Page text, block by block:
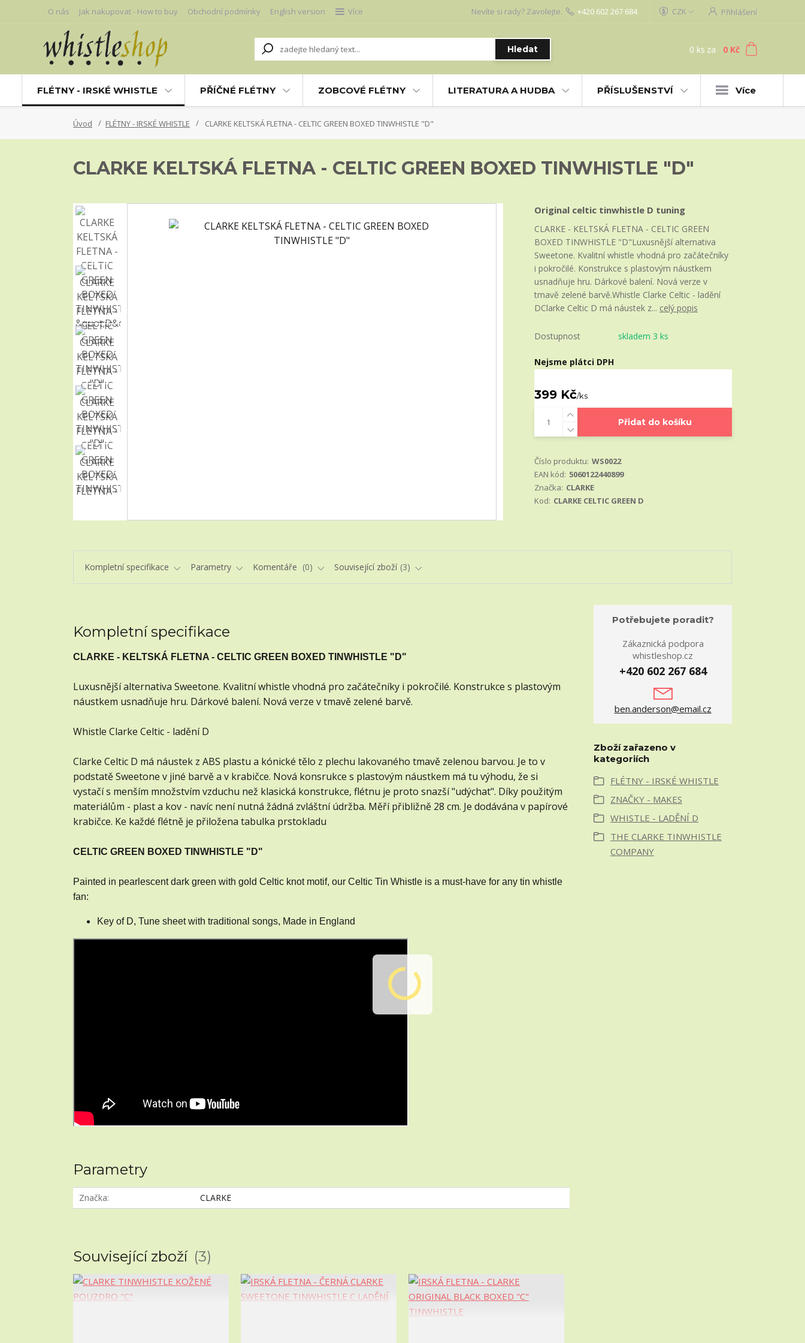
O nás Jak nakupovat - How to buy Obchodní podmínky English version Více CZK Přihlášení
Hledat
Nevíte si rady? Zavolejte. +420 602 267 684
0 ks za 0 Kč
FLÉTNY - IRSKÉ WHISTLE PŘÍČNÉ FLÉTNY ZOBCOVÉ FLÉTNY LITERATURA A HUDBA PŘÍSLUŠENSTVÍ Více
Úvod FLÉTNY - IRSKÉ WHISTLE CLARKE KELTSKÁ FLETNA - CELTIC GREEN BOXED TINWHISTLE "D"
CLARKE KELTSKÁ FLETNA - CELTIC GREEN BOXED TINWHISTLE "D"
Original celtic tinwhistle D tuning
CLARKE - KELTSKÁ FLETNA - CELTIC GREEN
BOXED TINWHISTLE "D"Luxusnější alternativa
Sweetone. Kvalitní whistle vhodná pro začátečníky
i pokročilé. Konstrukce s plastovým náustkem
usnadňuje hru. Dárkové balení. Nová verze v
tmavě zelené barvě.Whistle Clarke Celtic - ladění
DClarke Celtic D má náustek z... celý popis
Dostupnost skladem 3 ks
Nejsme plátci DPH
399 Kč/ks
Přidat do košíku
Číslo produktu: WS0022
EAN kód: 5060122440899
Značka: CLARKE
Kod: CLARKE CELTIC GREEN D
Kompletní specifikace Parametry Komentáře 0 Související zboží 3
Kompletní specifikace
CLARKE - KELTSKÁ FLETNA - CELTIC GREEN BOXED TINWHISTLE "D"
Luxusnější alternativa Sweetone. Kvalitní whistle vhodná pro začátečníky i pokročilé. Konstrukce s plastovým
náustkem usnadňuje hru. Dárkové balení. Nová verze v tmavě zelené barvě.
Whistle Clarke Celtic - ladění D
Clarke Celtic D má náustek z ABS plastu a kónické tělo z plechu lakovaného tmavě zelenou barvou. Je to v
podstatě Sweetone v jiné barvě a v krabičce. Nová konsrukce s plastovým náustkem má tu výhodu, že si
vystačí s menším množstvím vzduchu než klasická konstrukce, flétnu je proto snazší "udýchat". Díky použitým
materiálům - plast a kov - navíc není nutná žádná zvláštní údržba. Měří přibližně 28 cm. Je dodávána v papírové
krabičce. Ke každé flétně je přiložena tabulka prstokladu
CELTIC GREEN BOXED TINWHISTLE "D"
Painted in pearlescent dark green with gold Celtic knot motif, our Celtic Tin Whistle is a must-have for any tin whistle
fan:
Key of D, Tune sheet with traditional songs, Made in England
Parametry
Značka CLARKE
Potřebujete poradit?
Zákaznická podpora
whistleshop.cz
+420 602 267 684
ben.anderson@email.cz
Zboží zařazeno v
kategoriích
FLÉTNY - IRSKÉ WHISTLE
ZNAČKY - MAKES
WHISTLE - LADĚNÍ D
THE CLARKE TINWHISTLE
COMPANY
Související zboží 3